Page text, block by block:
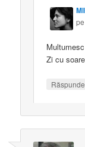
Zi cu
Răspunde